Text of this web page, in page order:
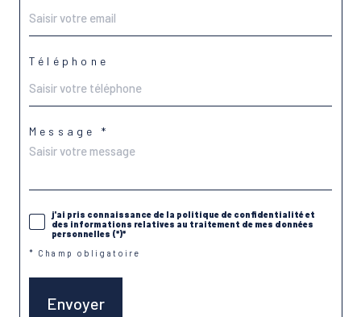
Téléphone
Message *
j'ai pris connaissance de la politique de confidentialité et
des informations relatives au traitement de mes données
personnelles (*)*
* Champ obligatoire
Envoyer